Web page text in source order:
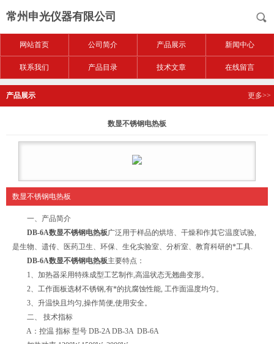
常州申光仪器有限公司
网站首页 公司简介 产品展示 新闻中心
联系我们 产品目录 技术文章 在线留言
产品展示 更多>>
数显不锈钢电热板
数显不锈钢电热板
一、产品简介
DB-6A数显不锈钢电热板广泛用于样品的烘培、干燥和作其它温度试验,
是生物、遗传、医药卫生、环保、生化实验室、分析室、教育科研的*工具.
DB-6A数显不锈钢电热板主要特点：
1、加热器采用特殊成型工艺制作,高温状态无翘曲变形。
2、工作面板选材不锈钢,有*的抗腐蚀性能, 工作面温度均匀。
3、升温快且均匀,操作简便,使用安全。
二、 技术指标
A：控温 指标 型号 DB-2A DB-3A DB-6A